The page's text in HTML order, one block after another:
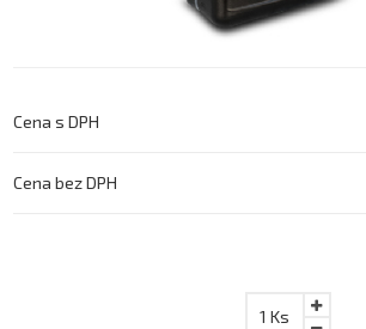
Cena s DPH
Cena bez DPH
1 Ks